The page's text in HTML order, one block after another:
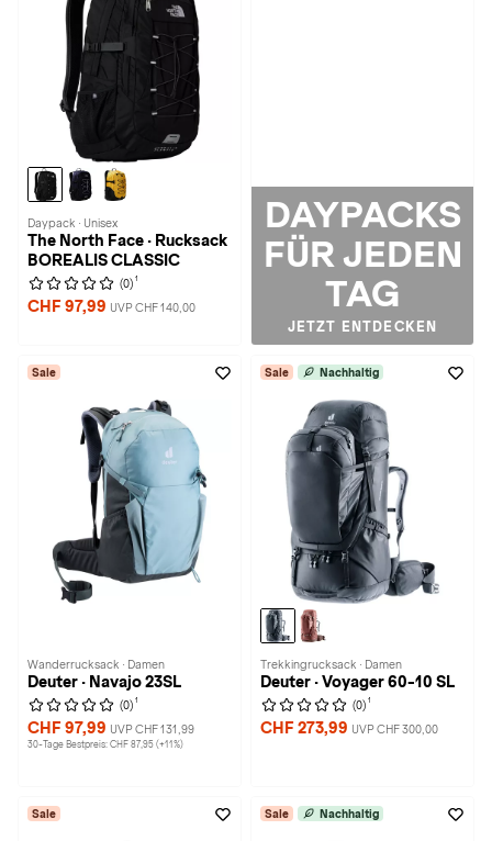
Daypack · Unisex
The North Face · Rucksack
BOREALIS CLASSIC
(0) 1
CHF 97,99 UVP CHF 140,00
DAYPACKS
FÜR JEDEN
TAG
JETZT ENTDECKEN
Sale
Wanderrucksack · Damen
Deuter · Navajo 23SL
(0) 1
CHF 97,99 UVP CHF 131,99
30-Tage Bestpreis: CHF 87,95 (+11%)
Sale Nachhaltig
Trekkingrucksack · Damen
Deuter · Voyager 60-10 SL
(0) 1
CHF 273,99 UVP CHF 300,00
Sale Sale Nachhaltig